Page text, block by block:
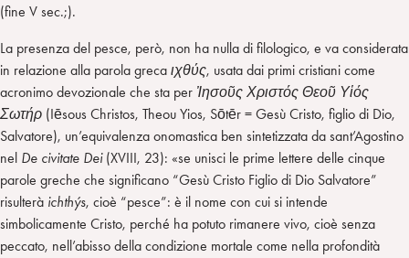
(fine V sec.;).
La presenza del pesce, però, non ha nulla di filologico, e va considerata
in relazione alla parola greca ιχθύς, usata dai primi cristiani come
acronimo devozionale che sta per Ἰησοῦς Χριστός Θεοῦ Υἱός
Σωτήρ (Iēsous Christos, Theou Yios, Sōtēr = Gesù Cristo, figlio di Dio,
Salvatore), un’equivalenza onomastica ben sintetizzata da sant’Agostino
nel De civitate Dei(XVIII, 23): «se unisci le prime lettere delle cinque
parole greche che significano “Gesù Cristo Figlio di Dio Salvatore”
risulterà ichthýs, cioè “pesce”: è il nome con cui si intende
simbolicamente Cristo, perché ha potuto rimanere vivo, cioè senza
peccato, nell’abisso della condizione mortale come nella profondità